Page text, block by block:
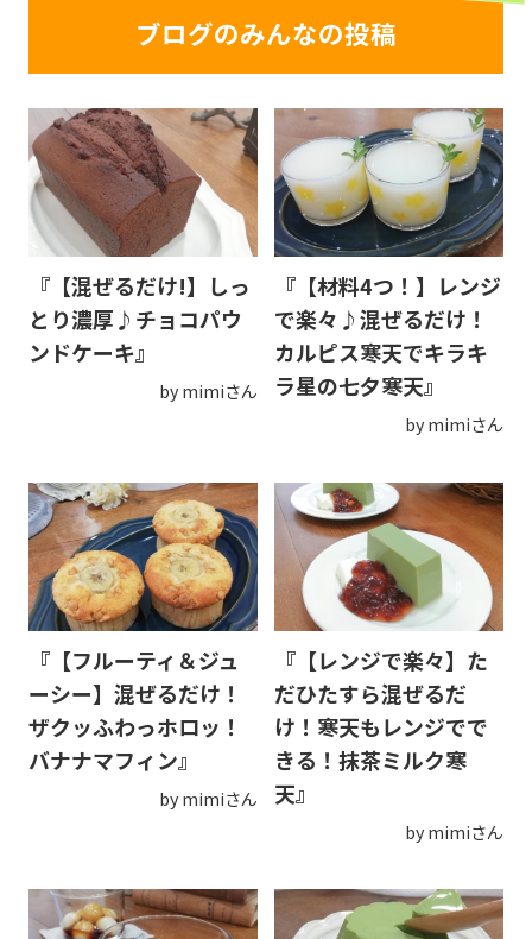
ブログのみんなの投稿
『【混ぜるだけ!】しっ
とり濃厚♪チョコパウ
ンドケーキ』
by mimiさん
『【材料4つ！】レンジ
で楽々♪混ぜるだけ！
カルピス寒天でキラキ
ラ星の七夕寒天』
by mimiさん
『【フルーティ＆ジュ
ーシー】混ぜるだけ！
ザクッふわっホロッ！
バナナマフィン』
by mimiさん
『【レンジで楽々】た
だひたすら混ぜるだ
け！寒天もレンジでで
きる！抹茶ミルク寒
天』
by mimiさん